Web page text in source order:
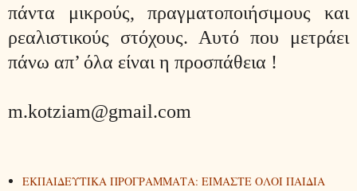
πάντα μικρούς, πραγματοποιήσιμους και
ρεαλιστικούς στόχους. Αυτό που μετράει
πάνω απ’ όλα είναι η προσπάθεια !
m.kotziam@gmail.com
ΕΚΠΑΙΔΕΥΤΙΚΑ ΠΡΟΓΡΑΜΜΑΤΑ: ΕΙΜΑΣΤΕ ΟΛΟΙ ΠΑΙΔΙΑ